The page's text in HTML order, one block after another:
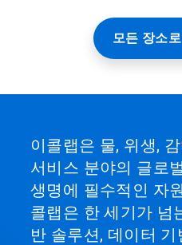
모든 장소
이콜랩은 물, 위생,
서비스 분야의 글로
생명에 필수적인 자
콜랩은 한 세기가 넘
반 솔루션, 데이터